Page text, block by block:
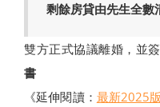
剩餘房貸由先生全數
雙方正式協議離婚，並
書
《延伸閱讀： 最新2025